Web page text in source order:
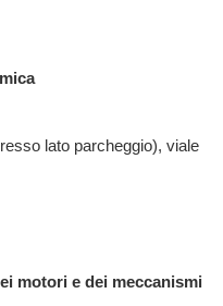
lato parcheggio), viale
motori e dei meccanismi